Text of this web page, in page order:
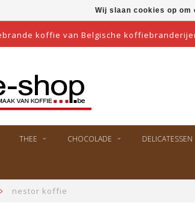
koffie van Belgische
THEE CHOCOLADE DELICATESSEN
nestor koffie
Wij slaan cookies op